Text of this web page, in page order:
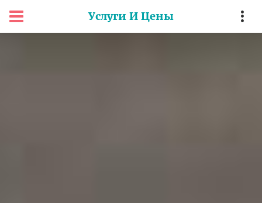
Услуги И Цены